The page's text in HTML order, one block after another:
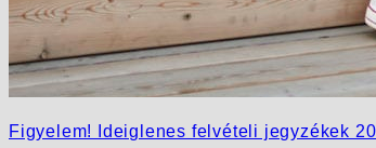
Figyelem! Ideiglenes felvételi jegyzékek